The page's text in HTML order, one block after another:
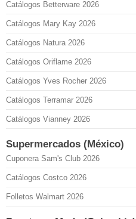
Catálogos Betterware 2026
Catálogos Mary Kay 2026
Catálogos Natura 2026
Catálogos Oriflame 2026
Catálogos Yves Rocher 2026
Catálogos Terramar 2026
Catálogos Vianney 2026
Supermercados (México)
Cuponera Sam's Club 2026
Catálogos Costco 2026
Folletos Walmart 2026